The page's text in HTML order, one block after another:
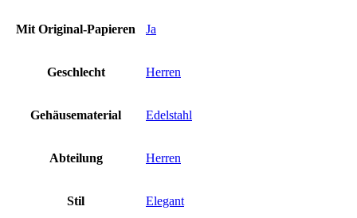
Mit Original-Papieren Ja
Geschlecht Herren
Gehäusematerial Edelstahl
Abteilung Herren
Stil Elegant